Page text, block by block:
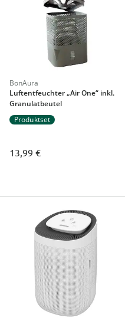
BonAura
Luftentfeuchter „Air One“ inkl.
Granulatbeutel
Produktset
13,99 €